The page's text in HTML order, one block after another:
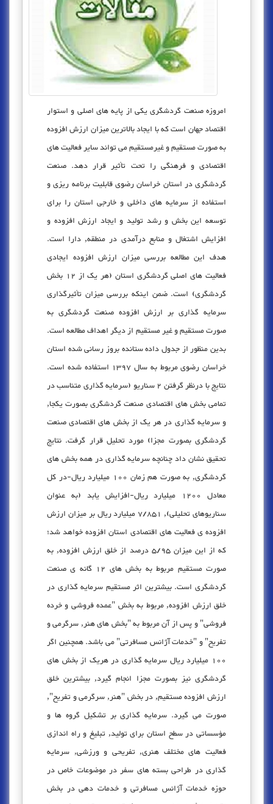
امروزه صنعت گردشگری یکی از پایه های اصلی و استوار
اقتصاد جهان است که با ایجاد بالاترین میزان ارزش افزوده
به صورت مستقیم و غیرمستقیم می تواند سایر فعالیت های
اقتصادی و فرهنگی را تحت تأثیر قرار دهد. صنعت
گردشگری در استان خراسان رضوی قابلیت برنامه ریزی و
استفاده از سرمایه های داخلی و خارجی استان را برای
توسعه این بخش و رشد تولید و ایجاد ارزش افزوده و
افزایش اشتغال و منابع درآمدی در منطقه, دارا است.
هدف این مطالعه بررسی میزان ارزش افزوده ایجادی
فعالیت های اصلی گردشگری استان (هر یک از 12 بخش
گردشگری) است. ضمن اینکه بررسی میزان تأثیرگذاری
سرمایه گذاری بر ارزش افزوده صنعت گردشگری به
صورت مستقیم و غیر مستقیم از دیگر اهداف مطالعه است.
بدین منظور از جدول داده ستانده بروز رسانی شده استان
خراسان رضوی مربوط به سال 1397 استفاده شده است.
نتایج با درنظر گرفتن 2 سناریو (سرمایه گذاری متناسب در
تمامی بخش های اقتصادی صنعت گردشگری بصورت یکجا,
و سرمایه گذاری در هر یک از بخش های اقتصادی صنعت
گردشگری بصورت مجزا) مورد تحلیل قرار گرفت. نتایج
تحقیق نشان داد چنانچه سرمایه گذاری در همه بخش های
گردشگری, به صورت هم زمان 100 میلیارد ریال-در کل
معادل 1200 میلیارد ریال-افزایش یابد (به عنوان
سناریوهای تحلیلی), 7/851 میلیارد ریال بر میزان ارزش
افزوده ی فعالیت های اقتصادی استان افزوده خواهد شد؛
که از این میزان 5/95 درصد از خلق ارزش افزوده, به
صورت مستقیم مربوط به بخش های 12 گانه ی صنعت
گردشگری است. بیشترین اثر مستقیم سرمایه گذاری در
خلق ارزش افزوده, مربوط به بخش "عمده فروشی و خرده
فروشی" و پس از آن مربوط به "بخش های هنر, سرگرمی و
تفریح" و "خدمات آژانس مسافرتی" می باشد. همچنین اگر
100 میلیارد ریال سرمایه گذاری در هریک از بخش های
گردشگری نیز بصورت مجزا انجام گیرد, بیشترین خلق
ارزش افزوده مستقیم, در بخش "هنر, سرگرمی و تفریح",
صورت می گیرد. سرمایه گذاری بر تشکیل گروه ها و
مؤسساتی در سطح استان برای تولید, تبلیغ و راه اندازی
فعالیت های مختلف هنری, تفریحی و ورزشی, سرمایه
گذاری در طراحی بسته های سفر در موضوعات خاص در
حوزه خدمات آژانس مسافرتی و خدمات دهی در بخش